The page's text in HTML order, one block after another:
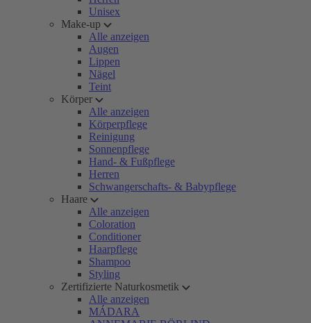
Unisex
Make-up
Alle anzeigen
Augen
Lippen
Nägel
Teint
Körper
Alle anzeigen
Körperpflege
Reinigung
Sonnenpflege
Hand- & Fußpflege
Herren
Schwangerschafts- & Babypflege
Haare
Alle anzeigen
Coloration
Conditioner
Haarpflege
Shampoo
Styling
Zertifizierte Naturkosmetik
Alle anzeigen
MÁDARA